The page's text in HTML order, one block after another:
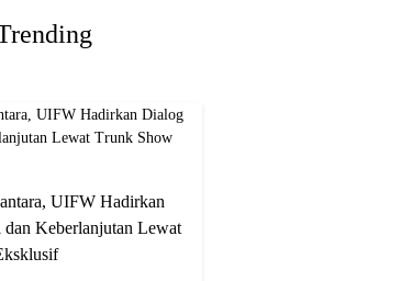
UIFW Hadirkan
Keberlanjutan Lewat